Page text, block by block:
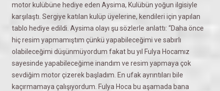
motor kulübüne hediye eden Aysima, Kulübün yoğun ilgisiyle
karşılaştı. Sergiye katılan kulüp üyelerine, kendileri için yapılan
tablo hediye edildi. Aysima olayı şu sözlerle anlattı: “Daha önce
hiç resim yapmamıştım çünkü yapabileceğimi ve sabırlı
olabileceğimi düşünmüyordum fakat bu yıl Fulya Hocamız
sayesinde yapabileceğime inandım ve resim yapmaya çok
sevdiğim motor çizerek başladım. En ufak ayrıntıları bile
kaçırmamaya çalışıyordum. Fulya Hoca bu aşamada bana